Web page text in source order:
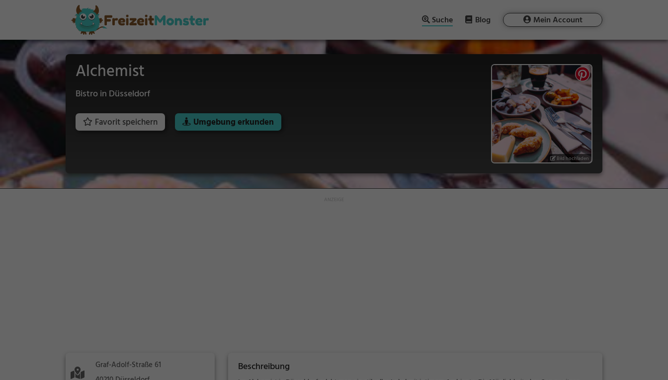
Suche Blog Mein Account
Alchemist
Bistro in Düsseldorf
Favorit speichern Umgebung erkunden
Bild hochladen
Graf-Adolf-Straße 61
Beschreibung